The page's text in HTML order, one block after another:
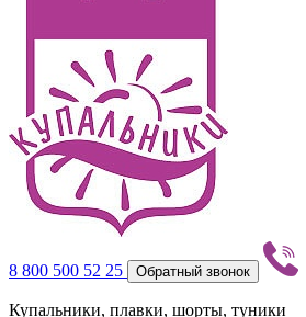
8 800 500 52 25 Обратный звонок
Купальники, плавки, шорты, туники